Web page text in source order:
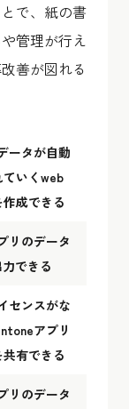
で、紙の書
管理が行え
善が図れる
ータが自動
いくweb
成できる
リのデータ
できる
センスがな
アプリ
有できる
リのデータ